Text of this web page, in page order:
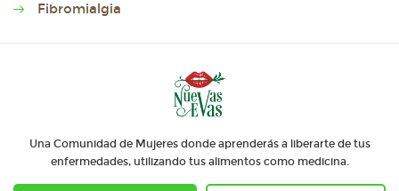
Fibromialgia
Una Comunidad de Mujeres donde aprenderás a liberarte de tus
enfermedades, utilizando tus alimentos como medicina.